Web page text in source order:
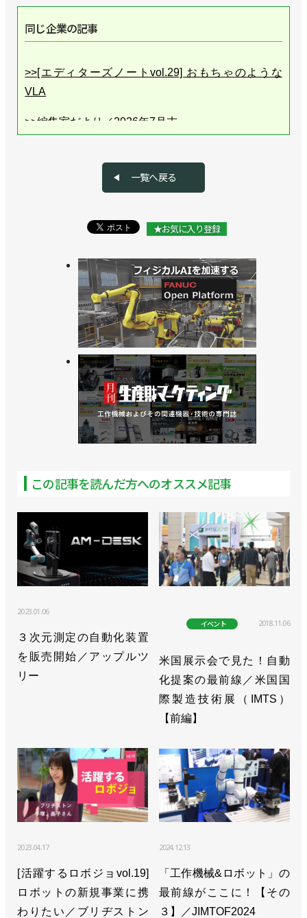
同じ企業の記事
>>[エディターズノートvol.29] おもちゃのような
VLA
>>編集室だより／2026年7月末
>>[エディターズノートvol.27] フィジカルAIって？
>>編集室だより／2026年５月末
>>【読んで発見「RTJ2026」vol.3】ヒューマノイド
>>[直前特集RTJ2026 vol.1] 過去最大規模で６月11
>>【読んで発見「RTJ2026」vol.2】物流向け提案の
>>【読んで発見「RTJ2026」vol.1】自動化のヒント
>>「ロボットテクノロジージャパン2026」が６月
>>[エディターズノートvol.26] 予約はお済みです
か？
>>編集室だより／2026年４月末
>>[エディターズノートvol.25]ゲームチェンジャーは
生成AI!?
>>編集室だより／2026年３月末
>>[エディターズノートvol.24]教えて、ロボットさん
>>[エディターズノートvol.23]“不気味の谷”は近い
>>編集室だより／2026年１月末
>>[エディターズノートvol.22]エネルギーに満ちあふ
>>編集室だより／2025年12月末
>>[エディターズノートvol.21]現在・過去・未来
一覧へ戻る
★お気に入り登録
この記事を読んだ方へのオススメ記事
2023.01.06
３次元測定の自動化装置
を販売開始／アップルツ
リー
イベント 2018.11.06
米国展示会で見た！自動
化提案の最前線／米国国
際製造技術展（IMTS）
【前編】
2023.04.17
[活躍するロボジョvol.19]
ロボットの新規事業に携
わりたい／ブリヂストン
2024.12.13
「工作機械&ロボット」の
最前線がここに！【その
３】／JIMTOF2024